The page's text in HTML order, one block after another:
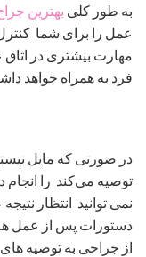
به طور کلی بهترین
عمل را برای شما
مهارت بیشتری در اتاق
فرد به همراه خواهد
در صورتی که مایل
توصیه می‌کند را انجام
نمی توانید انتظار
دستورات پس از عمل هم
از جراحی به توصیه های